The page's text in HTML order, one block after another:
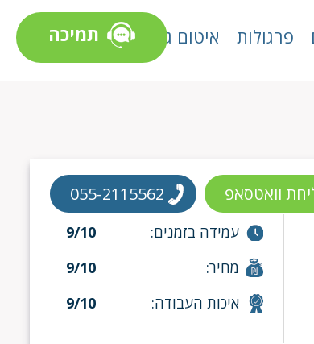
פרגולות איטום גגות תמיכה
עמידה בזמנים:
9/10
מחיר:
9/10
איכות העבודה:
9/10
וואטסאפ 055-2115562